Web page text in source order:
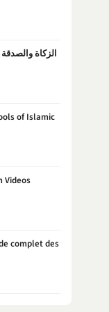
الزكاة
of Islamic
Videos
complet des